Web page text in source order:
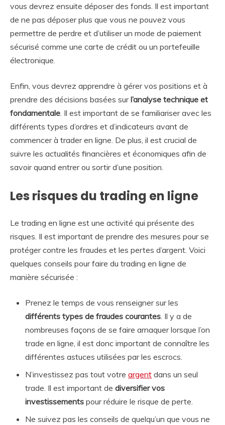
vous devrez ensuite déposer des fonds. Il est important
de ne pas déposer plus que vous ne pouvez vous
permettre de perdre et d’utiliser un mode de paiement
sécurisé comme une carte de crédit ou un portefeuille
électronique.
Enfin, vous devrez apprendre à gérer vos positions et à
prendre des décisions basées surl’analyse technique et
fondamentale . Il est important de se familiariser avec les
différents types d’ordres et d’indicateurs avant de
commencer à trader en ligne. De plus, il est crucial de
suivre les actualités financières et économiques afin de
savoir quand entrer ou sortir d’une position.
Les risques du trading en ligne
Le trading en ligne est une activité qui présente des
risques. Il est important de prendre des mesures pour se
protéger contre les fraudes et les pertes d’argent. Voici
quelques conseils pour faire du trading en ligne de
manière sécurisée :
Prenez le temps de vous renseigner sur les
différents types de fraudes courantes . Il y a de
nombreuses façons de se faire arnaquer lorsque l’on
trade en ligne, il est donc important de connaître les
différentes astuces utilisées par les escrocs.
N’investissez pas tout votre argent dans un seul
trade. Il est important de diversifier vos
investissements pour réduire le risque de perte.
Ne suivez pas les conseils de quelqu’un que vous ne